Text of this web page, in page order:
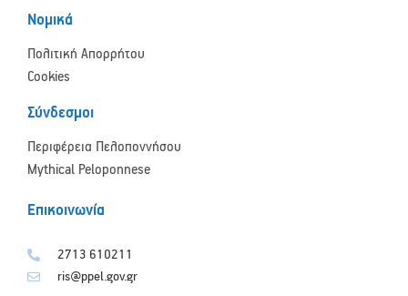
Νομικά
Πολιτική Απορρήτου
Cookies
Σύνδεσμοι
Περιφέρεια Πελοποννήσου
Mythical Peloponnese
Επικοινωνία
2713 610211
ris@ppel.gov.gr